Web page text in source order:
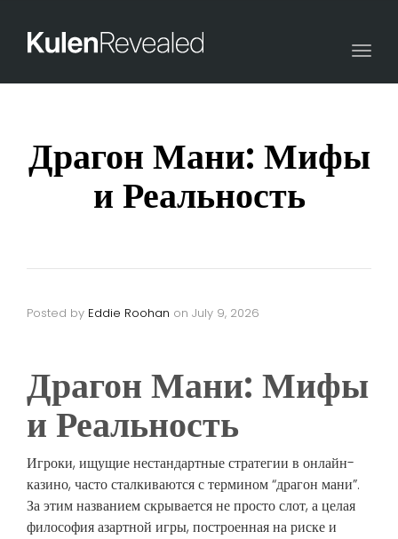
Драгон Мани: Мифы
и Реальность
Posted by Eddie Roohan on July 9, 2026
Драгон Мани: Мифы
и Реальность
Игроки, ищущие нестандартные стратегии в онлайн-
казино, часто сталкиваются с термином “драгон мани”.
За этим названием скрывается не просто слот, а целая
философия азартной игры, построенная на риске и